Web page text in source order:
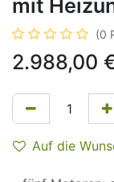
mit
(0
2.988,00
Auf die